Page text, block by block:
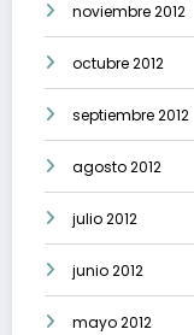
noviembre 2012
octubre 2012
septiembre 2012
agosto 2012
julio 2012
junio 2012
mayo 2012